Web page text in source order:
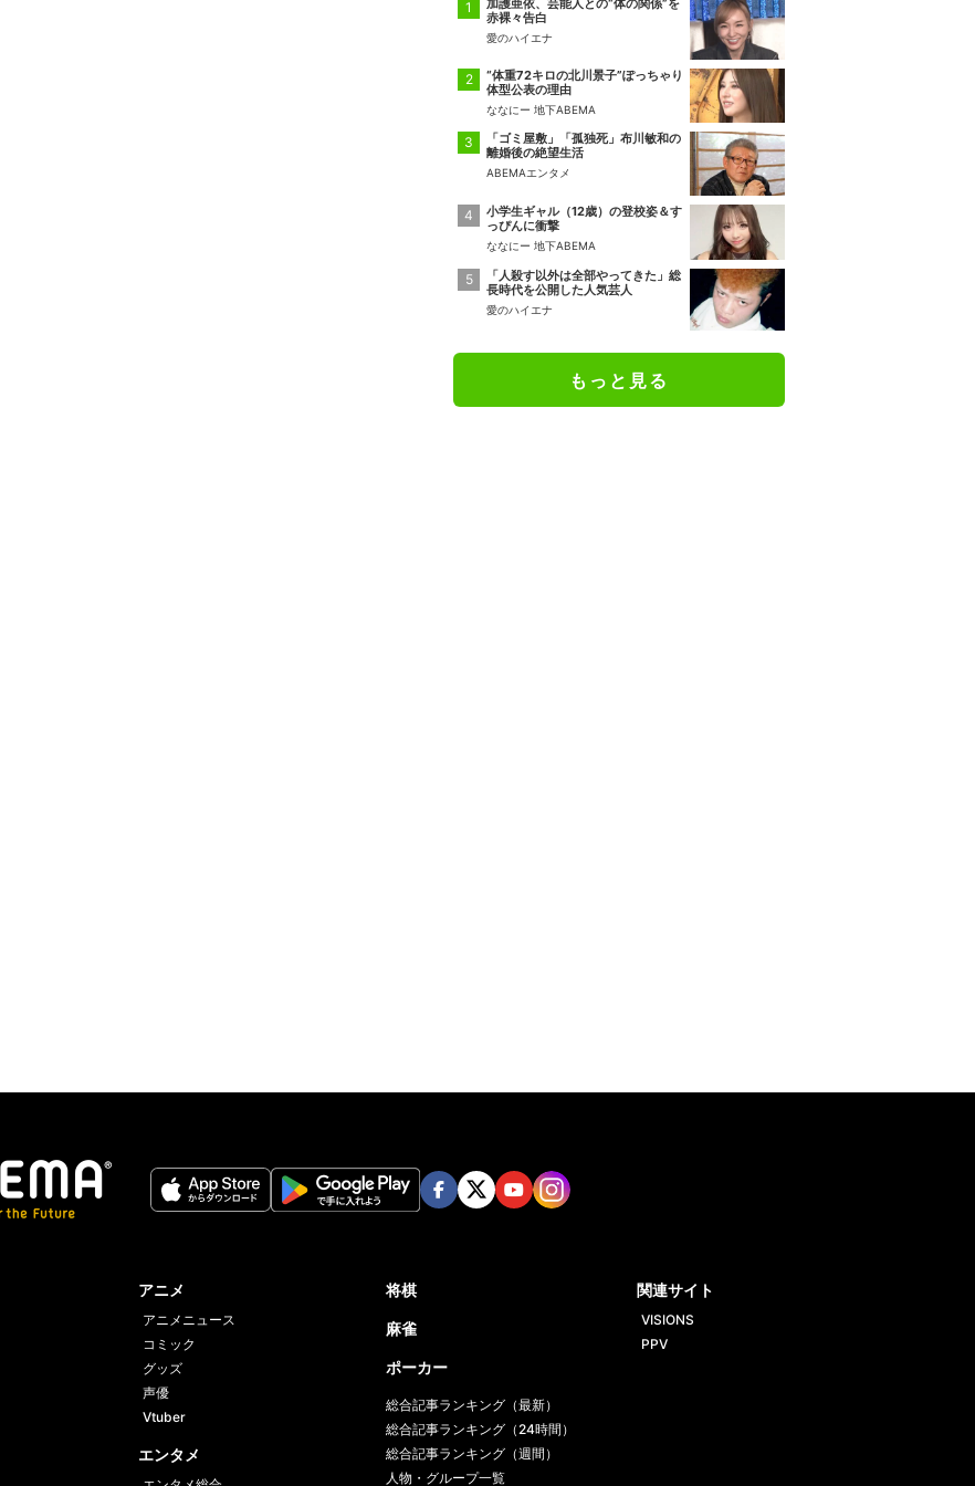
加護亜依、芸能人との“体の関係”を
赤裸々告白
愛のハイエナ
“体重72キロの北川景子”ぽっちゃり
体型公表の理由
ななにー 地下ABEMA
「ゴミ屋敷」「孤独死」布川敏和の
離婚後の絶望生活
ABEMAエンタメ
小学生ギャル（12歳）の登校姿＆す
っぴんに衝撃
ななにー 地下ABEMA
「人殺す以外は全部やってきた」総
長時代を公開した人気芸人
愛のハイエナ
もっと見る
アニメ
アニメニュース
コミック
グッズ
声優
Vtuber
エンタメ
将棋
麻雀
ポーカー
総合記事ランキング（最新）
総合記事ランキング（24時間）
総合記事ランキング（週間）
人物・グループ一覧
関連サイト
VISIONS
PPV